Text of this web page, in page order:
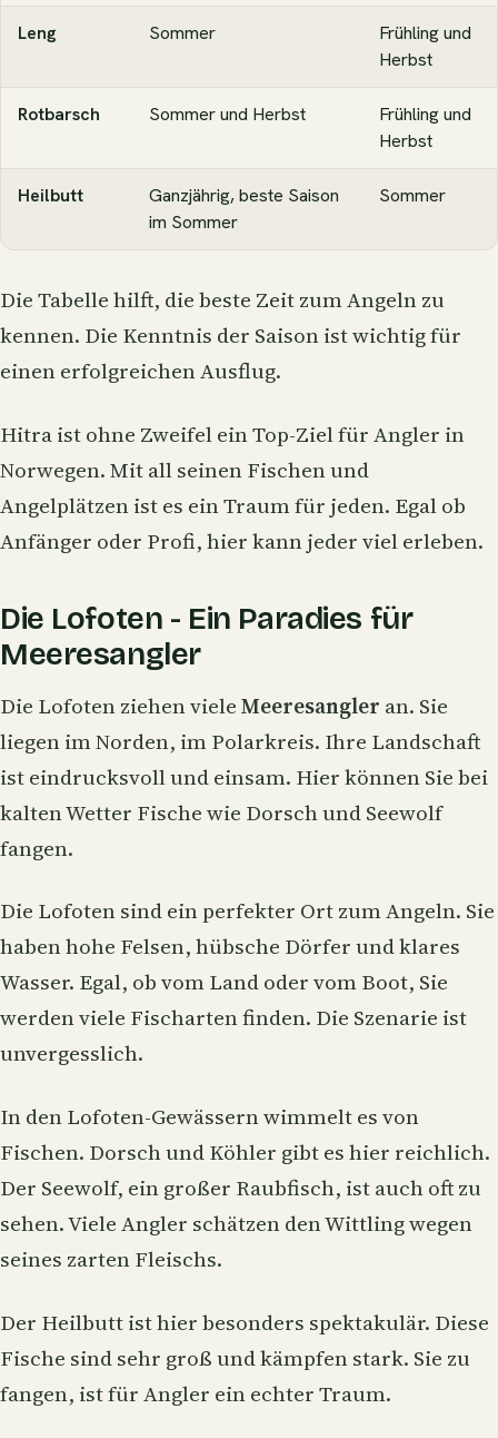
Leng Sommer
Frühling und
Herbst
Rotbarsch Sommer und Herbst
Frühling und
Herbst
Heilbutt
Ganzjährig, beste Saison
im Sommer
Sommer
Die Tabelle hilft, die beste Zeit zum Angeln zu
kennen. Die Kenntnis der Saison ist wichtig für
einen erfolgreichen Ausflug.
Hitra ist ohne Zweifel ein Top-Ziel für Angler in
Norwegen. Mit all seinen Fischen und
Angelplätzen ist es ein Traum für jeden. Egal ob
Anfänger oder Profi, hier kann jeder viel erleben.
Die Lofoten - Ein Paradies für
Meeresangler
Die Lofoten ziehen vieleMeeresangler an. Sie
liegen im Norden, im Polarkreis. Ihre Landschaft
ist eindrucksvoll und einsam. Hier können Sie bei
kalten Wetter Fische wie Dorsch und Seewolf
fangen.
Die Lofoten sind ein perfekter Ort zum Angeln. Sie
haben hohe Felsen, hübsche Dörfer und klares
Wasser. Egal, ob vom Land oder vom Boot, Sie
werden viele Fischarten finden. Die Szenarie ist
unvergesslich.
In den Lofoten-Gewässern wimmelt es von
Fischen. Dorsch und Köhler gibt es hier reichlich.
Der Seewolf, ein großer Raubfisch, ist auch oft zu
sehen. Viele Angler schätzen den Wittling wegen
seines zarten Fleischs.
Der Heilbutt ist hier besonders spektakulär. Diese
Fische sind sehr groß und kämpfen stark. Sie zu
fangen, ist für Angler ein echter Traum.